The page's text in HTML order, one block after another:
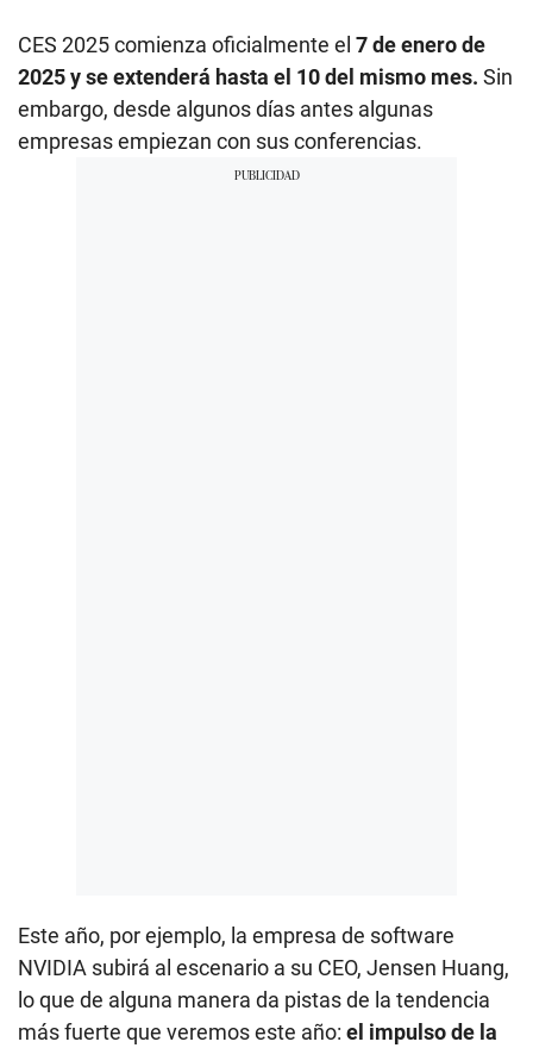
CES 2025 comienza oficialmente el 7 de enero de
2025 y se extenderá hasta el 10 del mismo mes. Sin
embargo, desde algunos días antes algunas
empresas empiezan con sus conferencias.
Este año, por ejemplo, la empresa de software
NVIDIA subirá al escenario a su CEO, Jensen Huang,
lo que de alguna manera da pistas de la tendencia
más fuerte que veremos este año: el impulso de la